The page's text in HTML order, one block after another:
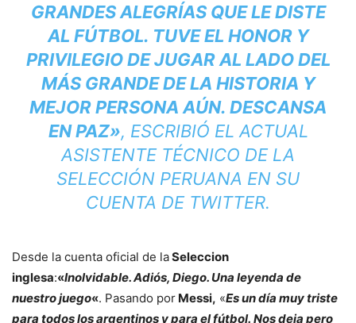
GRANDES ALEGRÍAS QUE LE DISTE
AL FÚTBOL. TUVE EL HONOR Y
PRIVILEGIO DE JUGAR AL LADO DEL
MÁS GRANDE DE LA HISTORIA Y
MEJOR PERSONA AÚN. DESCANSA
EN PAZ», ESCRIBIÓ EL ACTUAL
ASISTENTE TÉCNICO DE LA
SELECCIÓN PERUANA EN SU
CUENTA DE TWITTER.
Desde la cuenta oficial de laSeleccion
inglesa:«Inolvidable. Adiós, Diego. Una leyenda de
nuestro juego«. Pasando por Messi, «Es un día muy triste
para todos los argentinos y para el fútbol. Nos deja pero